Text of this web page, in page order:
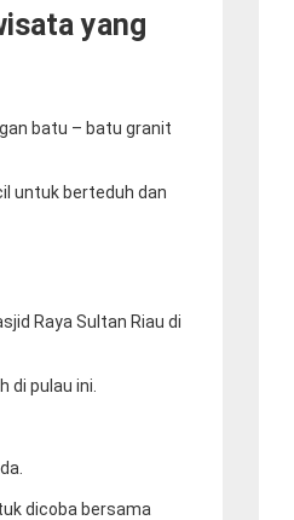
yang
batu – batu granit
untuk berteduh dan
Raya Sultan Riau di
di pulau ini.
dicoba bersama